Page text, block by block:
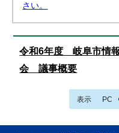
さい。
令和6年度 岐阜市情
会 議事概要
表示 PC